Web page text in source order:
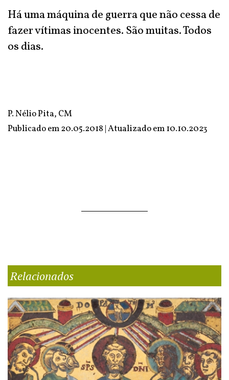
Há uma máquina de guerra que não cessa de
fazer vítimas inocentes. São muitas. Todos
os dias.
P. Nélio Pita, CM
Publicado em 20.05.2018 | Atualizado em10.10.2023
Relacionados